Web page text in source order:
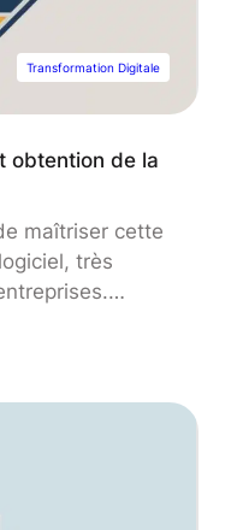
Transformation Digitale
obtention de la
maîtriser cette
très
les formations